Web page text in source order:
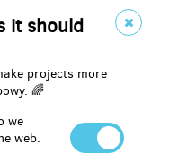
it should
projects more
🌈
we
web.
sold 33
slevou – osobní
počtení. A to ne
autorky M. Pilátové i